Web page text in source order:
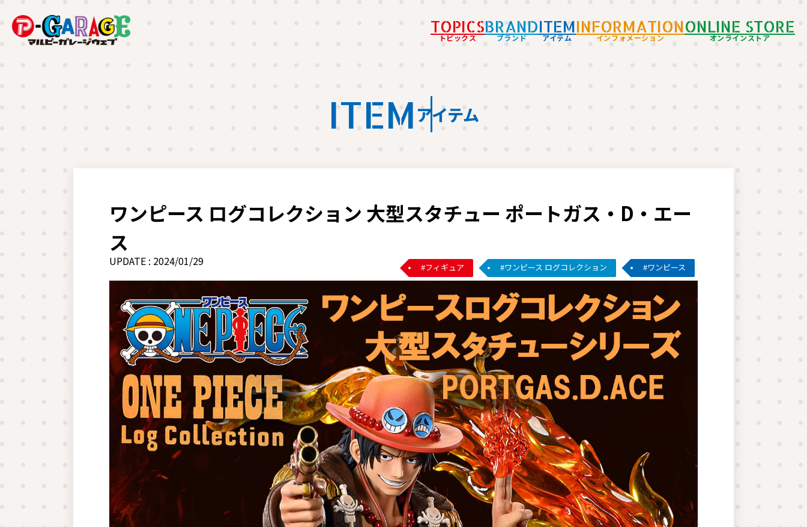
TOPICS
トピックス
BRAND
ブランド
ITEM
アイテム
INFORMATION
インフォメーション
ONLINE STORE
オンラインストア
ITEM アイテム
ワンピース ログコレクション 大型スタチュー ポートガス・D・エー
ス
UPDATE : 2024/01/29 フィギュア ワンピース ログコレクション ワンピース